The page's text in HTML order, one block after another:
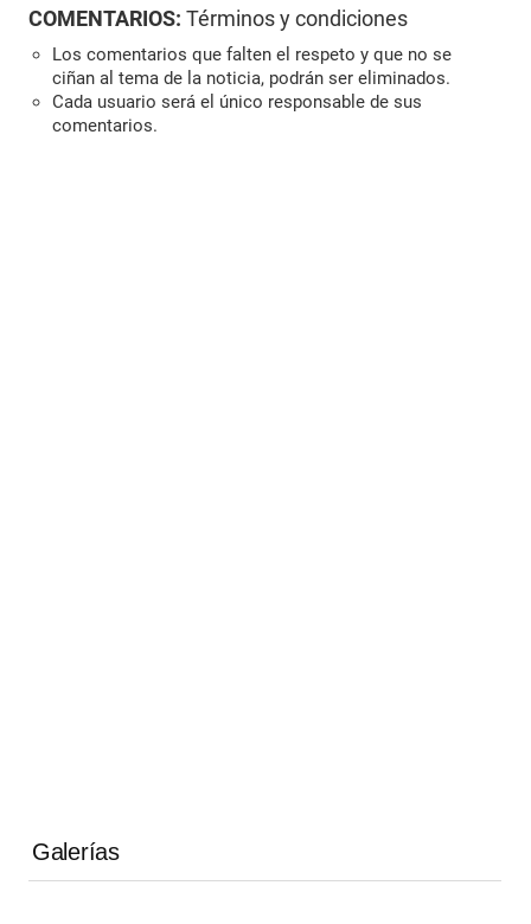
COMENTARIOS: Términos y condiciones
Los comentarios que falten el respeto y que no se
ciñan al tema de la noticia, podrán ser eliminados.
Cada usuario será el único responsable de sus
comentarios.
Galerías